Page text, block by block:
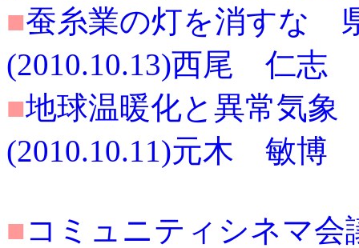
■蚕糸業の灯を消すな
(2010.10.13)西尾 仁志
■地球温暖化と異常気
(2010.10.11)元木 敏博
■コミュニティシネマ